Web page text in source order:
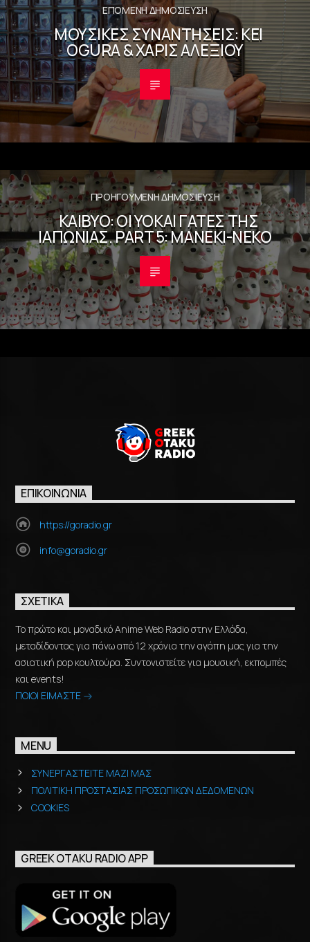
ΕΠΌΜΕΝΗ ΔΗΜΟΣΊΕΥΣΗ
ΜΟΥΣΙΚΈΣ ΣΥΝΑΝΤΉΣΕΙΣ: KEI
OGURA & ΧΆΡΙΣ ΑΛΕΞΊΟΥ
ΠΡΟΗΓΟΎΜΕΝΗ ΔΗΜΟΣΊΕΥΣΗ
KAIBYO: ΟΙ YOKAI ΓΆΤΕΣ ΤΗΣ
ΙΑΠΩΝΊΑΣ. PART 5: MANEKI-NEKO
ΕΠΙΚΟΙΝΩΝΊΑ
https://goradio.gr
info@goradio.gr
ΣΧΕΤΙΚΆ
Το πρώτο και μοναδικό Anime Web Radio στην Ελλάδα,
μεταδίδοντας για πάνω από 12 χρόνια την αγάπη μας για την
ασιατική pop κουλτούρα. Συντονιστείτε για μουσική, εκπομπές
και events!
ΠΟΙΟΙ ΕΙΜΑΣΤΕ
MENU
ΣΥΝΕΡΓΑΣΤΕΙΤΕ ΜΑΖΙ ΜΑΣ
ΠΟΛΙΤΙΚΗ ΠΡΟΣΤΑΣΙΑΣ ΠΡΟΣΩΠΙΚΩΝ ΔΕΔΟΜΕΝΩΝ
COOKIES
GREEK OTAKU RADIO APP